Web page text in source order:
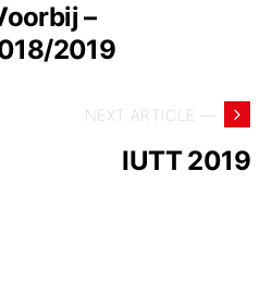
–
2019
NEXT ARTICLE —
IUTT 2019